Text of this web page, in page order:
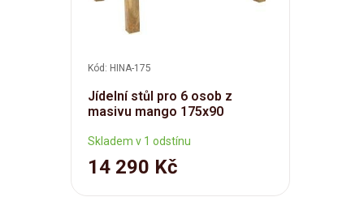
Kód: HINA-175
Jídelní stůl pro 6 osob z
masivu mango 175x90
Skladem v 1 odstínu
14 290 Kč